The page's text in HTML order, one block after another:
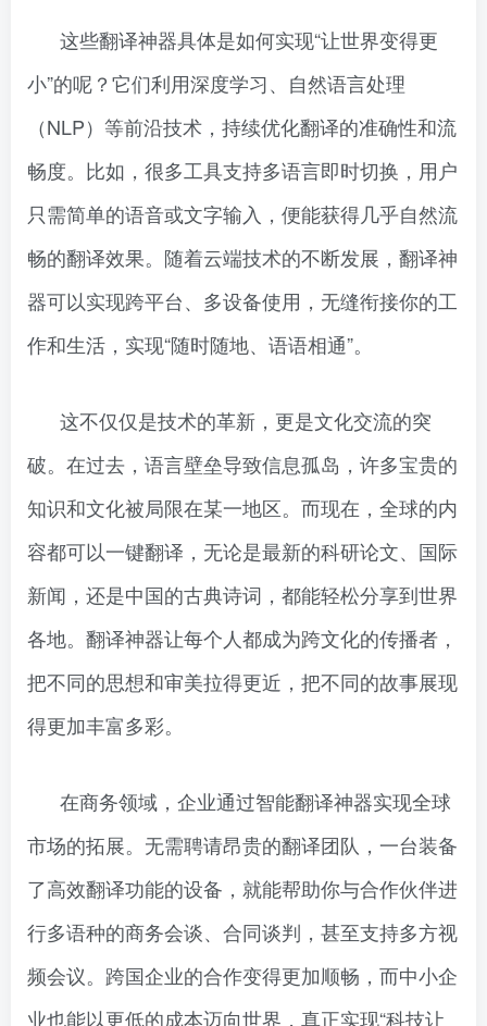
这些翻译神器具体是如何实现“让世界变得更
小”的呢？它们利用深度学习、自然语言处理
（NLP）等前沿技术，持续优化翻译的准确性和流
畅度。比如，很多工具支持多语言即时切换，用户
只需简单的语音或文字输入，便能获得几乎自然流
畅的翻译效果。随着云端技术的不断发展，翻译神
器可以实现跨平台、多设备使用，无缝衔接你的工
作和生活，实现“随时随地、语语相通”。
这不仅仅是技术的革新，更是文化交流的突
破。在过去，语言壁垒导致信息孤岛，许多宝贵的
知识和文化被局限在某一地区。而现在，全球的内
容都可以一键翻译，无论是最新的科研论文、国际
新闻，还是中国的古典诗词，都能轻松分享到世界
各地。翻译神器让每个人都成为跨文化的传播者，
把不同的思想和审美拉得更近，把不同的故事展现
得更加丰富多彩。
在商务领域，企业通过智能翻译神器实现全球
市场的拓展。无需聘请昂贵的翻译团队，一台装备
了高效翻译功能的设备，就能帮助你与合作伙伴进
行多语种的商务会谈、合同谈判，甚至支持多方视
频会议。跨国企业的合作变得更加顺畅，而中小企
业也能以更低的成本迈向世界，真正实现“科技让